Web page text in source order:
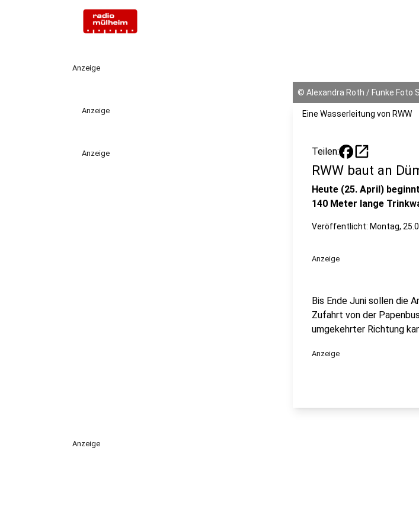
Anzeige
Anzeige
Anzeige
© Alexandra Roth / Funke Foto
Eine Wasserleitung von RWW
Teilen: open_in_new
RWW baut an
Heute (25. April)
140 Meter lange
Veröffentlicht: Montag,
Anzeige
Bis Ende Juni sollen die
Zufahrt von der
umgekehrter Richtung
Anzeige
Anzeige